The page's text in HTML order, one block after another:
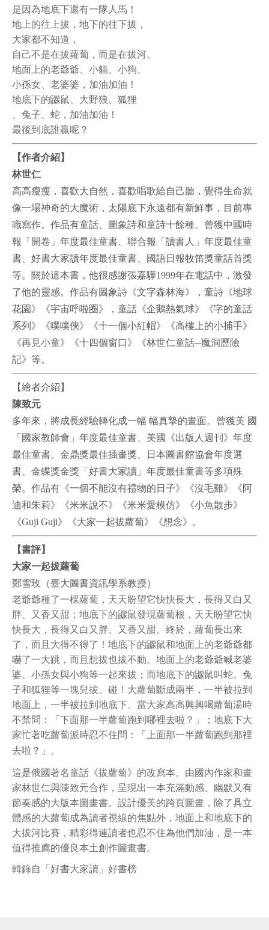
是因為地底下還有一隊人馬！
地上的往上拔，地下的往下拔，
大家都不知道，
自己不是在拔蘿蔔，而是在拔河。
地面上的老爺爺、小貓、小狗、
小孫女、老婆婆，加油加油！
地底下的鼴鼠、大野狼、狐狸
、兔子、蛇，加油加油！
最後到底誰贏呢？
【作者介紹】
林世仁
高高瘦瘦，喜歡大自然，喜歡唱歌給自己聽，覺得生命就
像一場神奇的大魔術，太陽底下永遠都有新鮮事，目前專
職寫作。作品有童話、圖象詩和童詩十餘種。曾獲中國時
報「開卷」年度最佳童書、聯合報「讀書人」年度最佳童
書、好書大家讀年度最佳童書、國語日報牧笛獎童話首獎
等。關於這本書，他很感謝張嘉驊1999年在電話中，激發
了他的靈感。作品有圖象詩《文字森林海》，童詩《地球
花園》《宇宙呼啦圈》，童話《企鵝熱氣球》《字的童話
系列》《噗噗俠》《十一個小紅帽》《高樓上的小捕手》
《再見小童》《十四個窗口》《林世仁童話─魔洞歷險
記》等。
【繪者介紹】
陳致元
多年來，將成長經驗轉化成一幅 幅真摯的畫面。曾獲美 國
「國家教師會」年度最佳童書、美國《出版人週刊》年度
最佳童書、金鼎獎最佳插畫獎、日本圖書館協會年度選
書、金蝶獎金獎「好書大家讀」年度最佳童書等多項殊
榮。作品有《一個不能沒有禮物的日子》《沒毛雞》《阿
迪和朱莉》《米米說不》《米米愛模仿》《小魚散步》
《Guji Guji》《大家一起拔蘿蔔》《想念》。
【書評】
大家一起拔蘿蔔
鄭雪玫（臺大圖書資訊學系教授）
老爺爺種了一棵蘿蔔，天天盼望它快快長大，長得又白又
胖、又香又甜；地底下的鼴鼠發現蘿蔔根，天天盼望它快
快長大，長得又白又胖、又香又甜。終於，蘿蔔長出來
了，而且大得不得了！地底下的鼴鼠和地面上的老爺爺都
嚇了一大跳，而且想拔也拔不動。地面上的老爺爺喊老婆
婆、小孫女與小狗等一起來拔；而地底下的鼴鼠叫蛇、兔
子和狐狸等一塊兒拔。碰！大蘿蔔斷成兩半，一半被拉到
地面上，一半被拉到地底下。當大家高高興興喝蘿蔔湯時
不禁問：「下面那一半蘿蔔跑到哪裡去啦？」；地底下大
家忙著吃蘿蔔派時忍不住問：「上面那一半蘿蔔跑到那裡
去啦？」。
這是俄國著名童話《拔蘿蔔》的改寫本。由國內作家和畫
家林世仁與陳致元合作，呈現出一本充滿動感、幽默又有
節奏感的大版本圖畫書。設計優美的跨頁圖畫，除了具立
體感的大蘿蔔成為讀者視線的焦點外，地面上和地底下的
大拔河比賽，精彩得連讀者也忍不住為他們加油，是一本
值得推薦的優良本土創作圖畫書。
輯錄自「好書大家讀」好書榜